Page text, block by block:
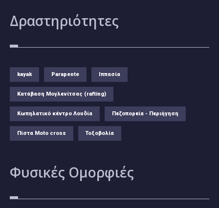
Δραστηριότητες
kayak Parapente Ιππασία
Κατάβαση Μογλενίτσας (rafting)
Κωπηλατικό κέντρο Λουδία Πεζοπορεία - Περιήγηση
Πίστα Moto cross Τοξοβολία
Φυσικές Ομορφιές